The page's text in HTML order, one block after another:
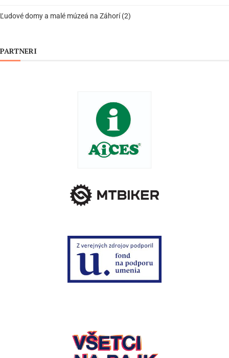
Ľudové domy a malé múzeá na Záhorí (2)
PARTNERI